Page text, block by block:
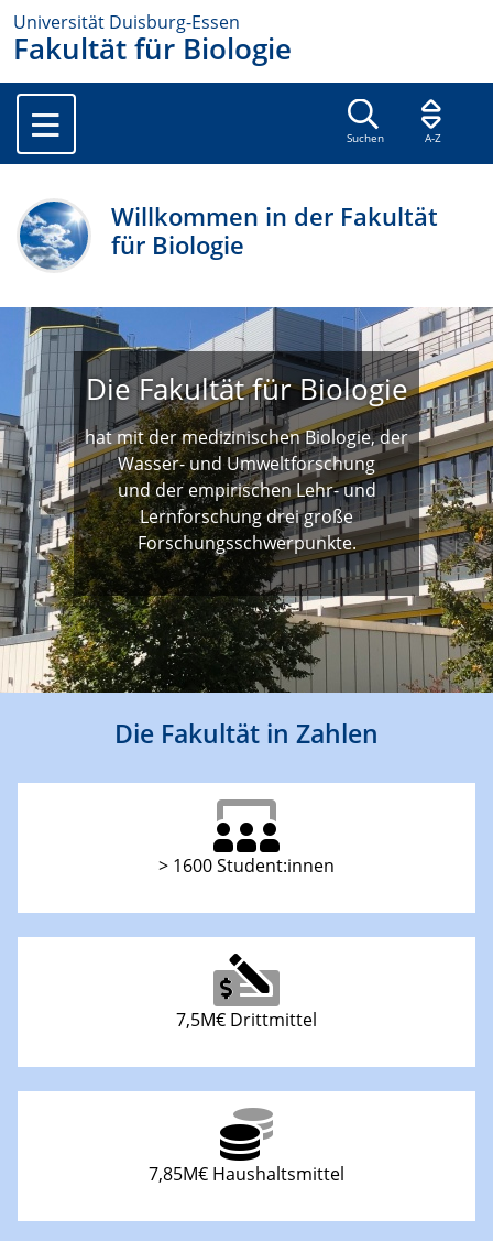
Universität Duisburg-Essen
Fakultät für Biologie
Suchen A-Z
Willkommen in der Fakultät
für Biologie
Die Fakultät für Biologie
hat mit der medizinischen Biologie, der
Wasser- und Umweltforschung
und der empirischen Lehr- und
Lernforschung drei große
Forschungsschwerpunkte.
Die Fakultät in Zahlen
> 1600 Student:innen
7,5M€ Drittmittel
7,85M€ Haushaltsmittel